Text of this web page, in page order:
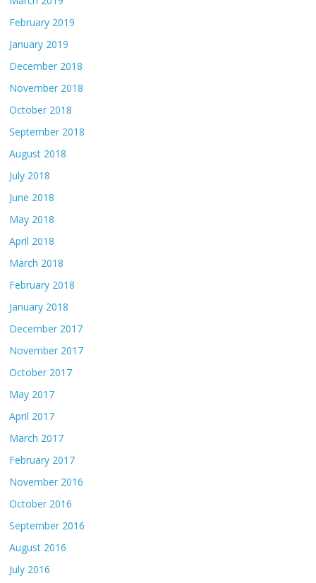
February 2019
January 2019
December 2018
November 2018
October 2018
September 2018
August 2018
July 2018
June 2018
May 2018
April 2018
March 2018
February 2018
January 2018
December 2017
November 2017
October 2017
May 2017
April 2017
March 2017
February 2017
November 2016
October 2016
September 2016
August 2016
July 2016